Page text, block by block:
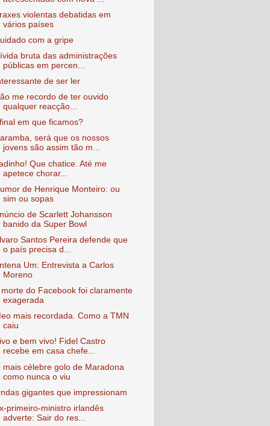
violentas debatidas em
vários países
com a gripe
bruta das administrações
públicas em percen...
de ser ler
me recordo de ter ouvido
qualquer reacção...
em que ficamos?
será que os nossos
jovens são assim tão m...
Que chatice. Até me
apetece chorar...
de Henrique Monteiro: ou
sim ou sopas
de Scarlett Johansson
banido da Super Bowl
Santos Pereira defende que
o país precisa d...
Um: Entrevista a Carlos
Moreno
morte do Facebook foi claramente
exagerada
mais recordada. Como a TMN
caiu
e bem vivo! Fidel Castro
recebe em casa chefe...
mais célebre golo de Maradona
como nunca o viu
gigantes que impressionam
primeiro-ministro irlandês
adverte: Sair do res...